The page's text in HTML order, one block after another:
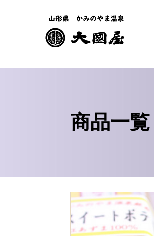
商品一覧